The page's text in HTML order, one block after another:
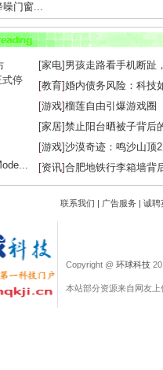
门窗...
全屋定...
[家电] 男孩走路看手机断趾
[教育]婚内债务风险：科技
[游戏]榴莲自由引爆游戏圈
[家居]禁止阳台晒被子背后
[游戏]沙漠奇迹：鸣沙山顶
[资讯]合肥地铁行李箱墙背
联系我们 | 广告服务 | 诚聘
Copyright @ 环球科技
本站部分资源来自网友